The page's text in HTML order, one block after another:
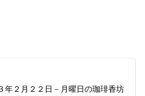
年２月２２日－月曜日の珈琲香坊